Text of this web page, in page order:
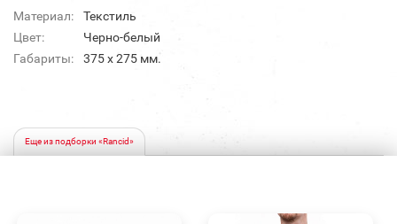
Материал:
Текстиль
Цвет:
Черно-белый
Габариты:
375 х 275 мм.
Еще из подборки «Rancid»